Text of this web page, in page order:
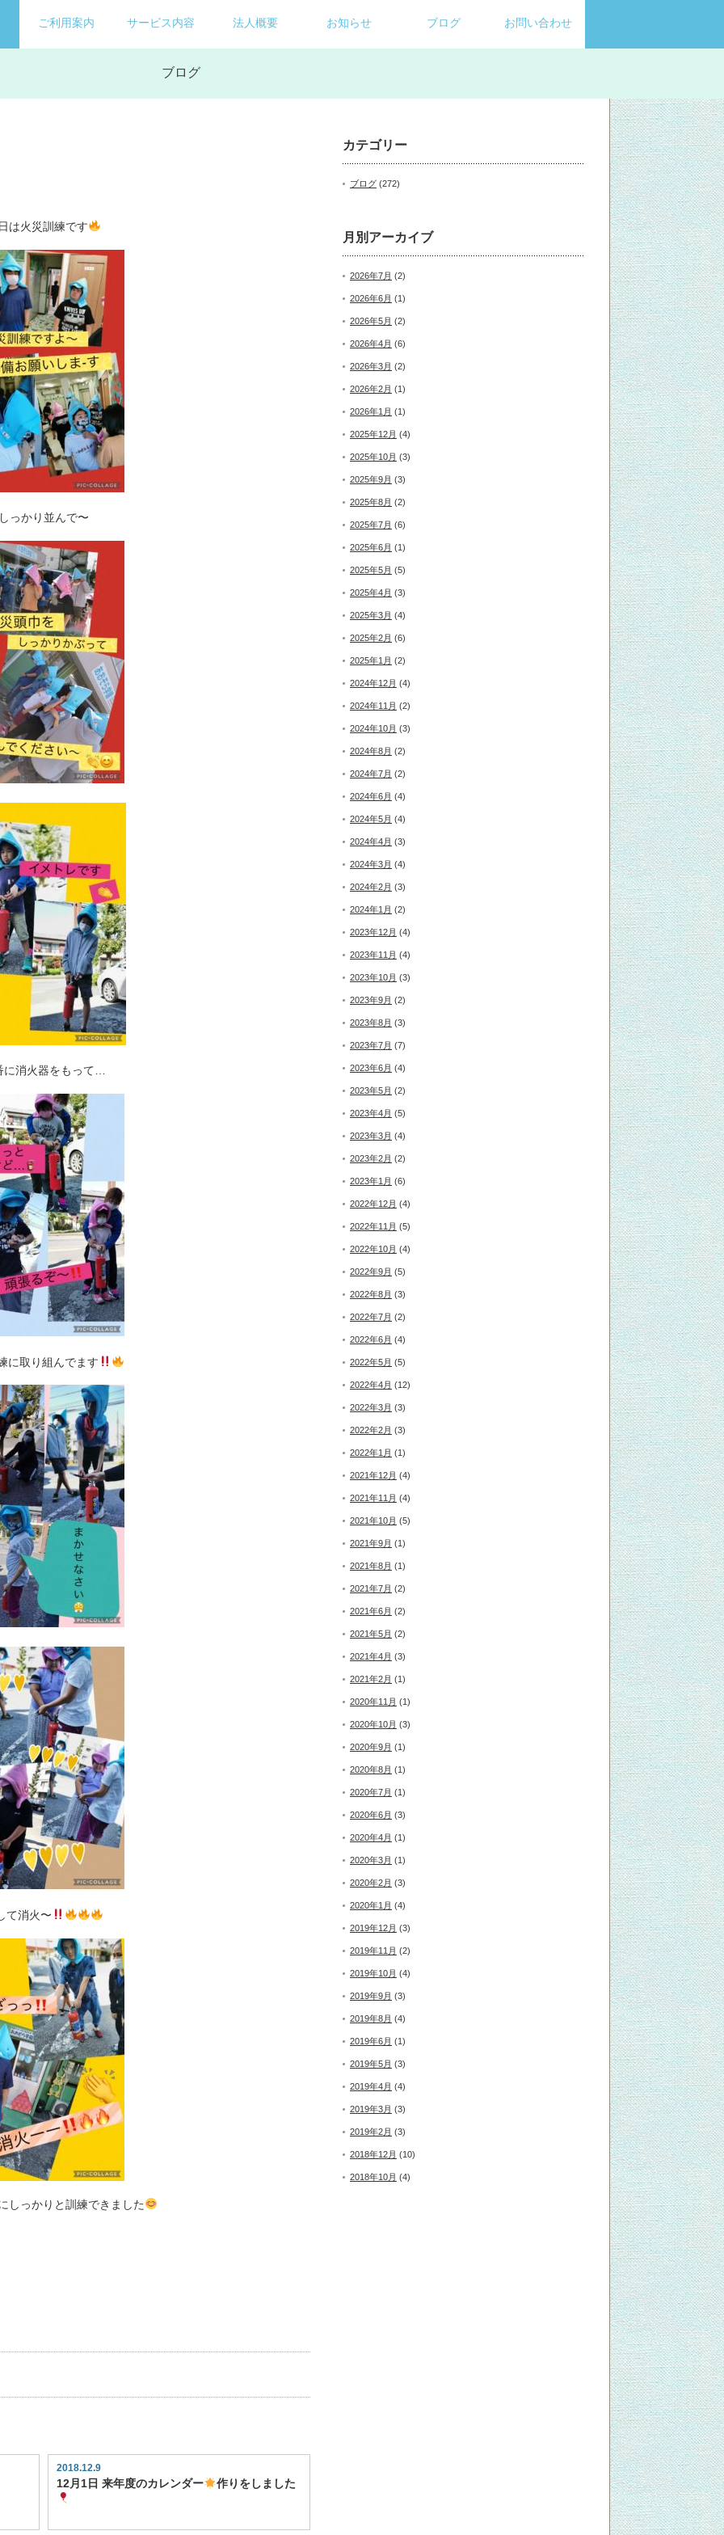
ご利用案内 サービス内容 法人概要 お知らせ ブログ お問い合わせ
ブログ
は火災訓練です
っかり並んで〜
に消火器をもって…
に取り組んでます
て消火〜
しっかりと訓練できました
2018.12.9
12月1日 来年度のカレンダー 作りをしました
カテゴリー
ブログ (272)
月別アーカイブ
2026年7月 (2)
2026年6月 (1)
2026年5月 (2)
2026年4月 (6)
2026年3月 (2)
2026年2月 (1)
2026年1月 (1)
2025年12月 (4)
2025年10月 (3)
2025年9月 (3)
2025年8月 (2)
2025年7月 (6)
2025年6月 (1)
2025年5月 (5)
2025年4月 (3)
2025年3月 (4)
2025年2月 (6)
2025年1月 (2)
2024年12月 (4)
2024年11月 (2)
2024年10月 (3)
2024年8月 (2)
2024年7月 (2)
2024年6月 (4)
2024年5月 (4)
2024年4月 (3)
2024年3月 (4)
2024年2月 (3)
2024年1月 (2)
2023年12月 (4)
2023年11月 (4)
2023年10月 (3)
2023年9月 (2)
2023年8月 (3)
2023年7月 (7)
2023年6月 (4)
2023年5月 (2)
2023年4月 (5)
2023年3月 (4)
2023年2月 (2)
2023年1月 (6)
2022年12月 (4)
2022年11月 (5)
2022年10月 (4)
2022年9月 (5)
2022年8月 (3)
2022年7月 (2)
2022年6月 (4)
2022年5月 (5)
2022年4月 (12)
2022年3月 (3)
2022年2月 (3)
2022年1月 (1)
2021年12月 (4)
2021年11月 (4)
2021年10月 (5)
2021年9月 (1)
2021年8月 (1)
2021年7月 (2)
2021年6月 (2)
2021年5月 (2)
2021年4月 (3)
2021年2月 (1)
2020年11月 (1)
2020年10月 (3)
2020年9月 (1)
2020年8月 (1)
2020年7月 (1)
2020年6月 (3)
2020年4月 (1)
2020年3月 (1)
2020年2月 (3)
2020年1月 (4)
2019年12月 (3)
2019年11月 (2)
2019年10月 (4)
2019年9月 (3)
2019年8月 (4)
2019年6月 (1)
2019年5月 (3)
2019年4月 (4)
2019年3月 (3)
2019年2月 (3)
2018年12月 (10)
2018年10月 (4)